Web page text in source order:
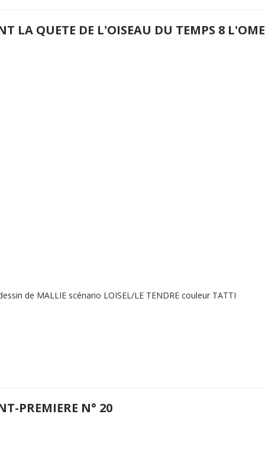
LA QUETE DE L'OISEAU DU TEMPS 8
de MALLIE scénario LOISEL/LE TENDRE couleur TATTI
PREMIERE N° 20